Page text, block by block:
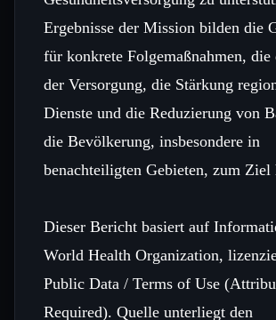
Ergebnisse der Mission bilden die
für konkrete Folgemaßnahmen,
der Versorgung, die Stärkung
Dienste und die Reduzierung von
die Bevölkerung, insbesondere in
benachteiligten Gebieten, zum Ziel
Dieser Bericht basiert auf
World Health Organization,
Public Data / Terms of Use
Required). Quelle unterliegt den